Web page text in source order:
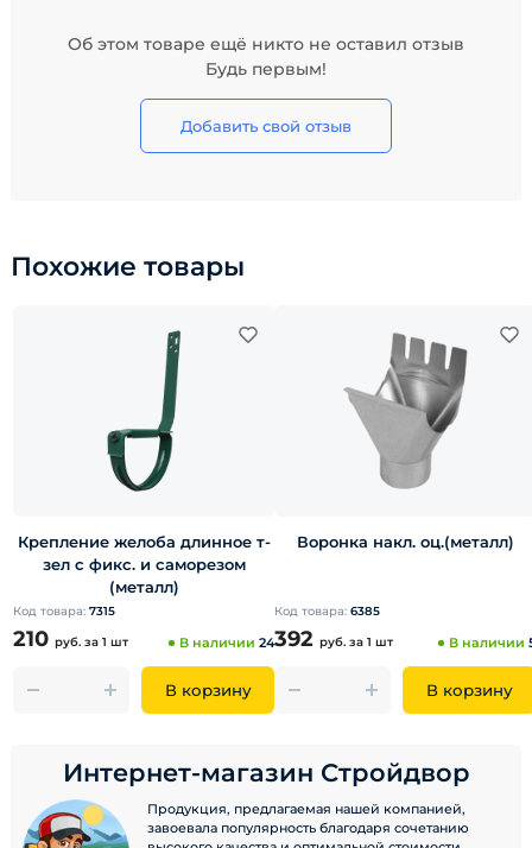
Об этом товаре ещё никто не оставил отзыв
Будь первым!
Добавить свой отзыв
Похожие товары
Крепление желоба длинное т-
зел с фикс. и саморезом
(металл)
Код товара: 7315
210 руб. за 1 шт В наличии 24
В корзину
Воронка накл. оц.(металл)
Код товара: 6385
392 руб. за 1 шт В наличии
В корзину
Интернет-магазин Стройдвор
Продукция, предлагаемая нашей компанией,
завоевала популярность благодаря сочетанию